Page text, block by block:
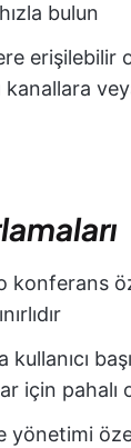
bulun
erişilebilir
kanallara
konferans
kullanıcı
için pahalı
yönetimi